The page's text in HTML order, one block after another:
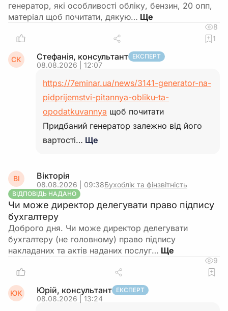
генератор, які особливості обліку, бензин, 20 опп,
матеріал щоб почитати, дякую…
8
1
СК Стефанія, консультант ЕКСПЕРТ
08.08.2026 | 12:07
https://7eminar.ua/news/3141-generator-na-
pidprijemstvi-pitannya-obliku-ta-
opodatkuvannya щоб почитати
Придбаний генератор залежно від його
вартості… Ще
ВІ Вікторія
08.08.2026 | 09:38Бухоблік та фінзвітність
ВІДПОВІДЬ НАДАНО
Чи може директор делегувати право підпису
бухгалтеру
Доброго дня. Чи може директор делегувати
бухгалтеру (не головному) право підпису
накладаних та актів наданих послуг…
9
ЮК Юрій, консультант ЕКСПЕРТ
08.08.2026 | 13:24